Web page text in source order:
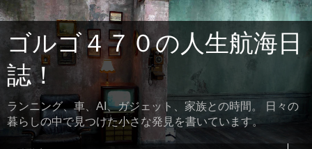
ゴルゴ４７０の人生航海日
誌！
ランニング、車、AI、ガジェット、家族との時間。 日々の
暮らしの中で見つけた小さな発見を書いています。